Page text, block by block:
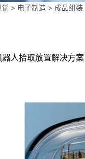
> 电子制造 > 成品组装
器人拾取放置解决方案